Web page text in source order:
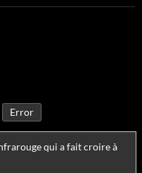
Error
qui a fait croire à